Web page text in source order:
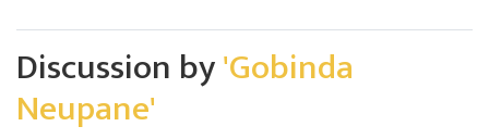
Discussion by'Gobinda
Neupane'